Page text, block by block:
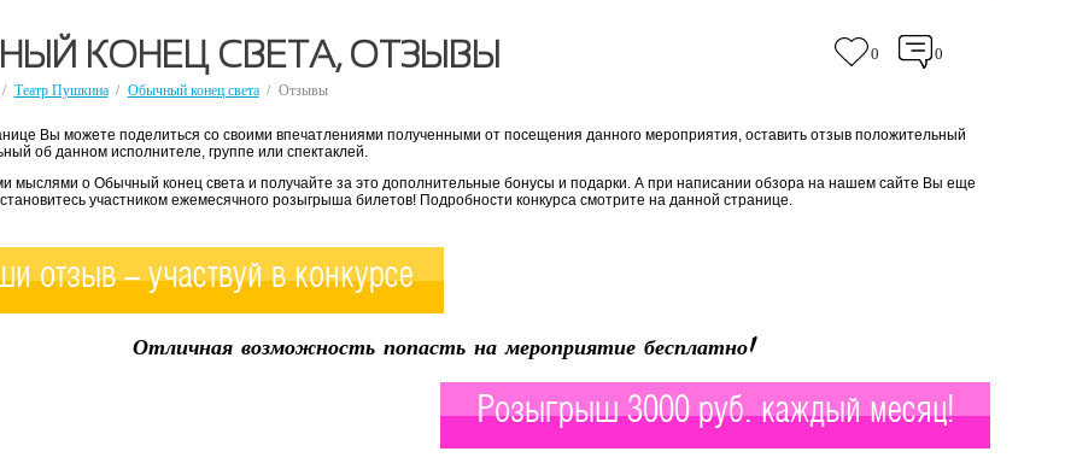
КОНЕЦ СВЕТА, ОТЗЫВЫ 0 0
/ Театр Пушкина / Обычный конец света / Отзывы
Вы можете поделиться со своими впечатлениями полученными от посещения данного мероприятия, оставить отзыв положительный
об данном исполнителе, группе или спектаклей.
мыслями о Обычный конец света и получайте за это дополнительные бонусы и подарки. А при написании обзора на нашем сайте Вы еще
участником ежемесячного розыгрыша билетов! Подробности конкурса смотрите на данной странице.
отзыв - участвуй в конкурсе
Отличная возможность попасть на мероприятие бесплатно!
Розыгрыш 3000 руб. каждый месяц!